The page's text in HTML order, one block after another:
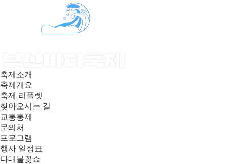
축제소개
축제개요
축제 리플렛
찾아오시는 길
교통통제
문의처
프로그램
행사 일정표
다대불꽃쇼